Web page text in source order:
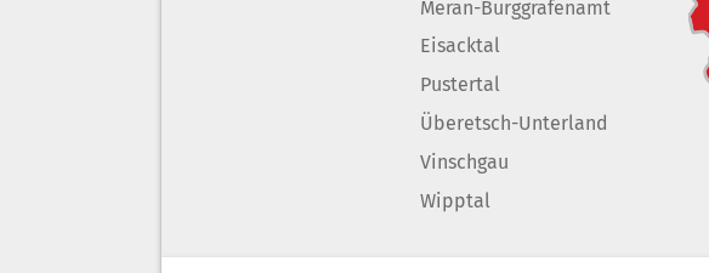
Meran-Burggrafenamt
Eisacktal
Pustertal
Überetsch-Unterland
Vinschgau
Wipptal